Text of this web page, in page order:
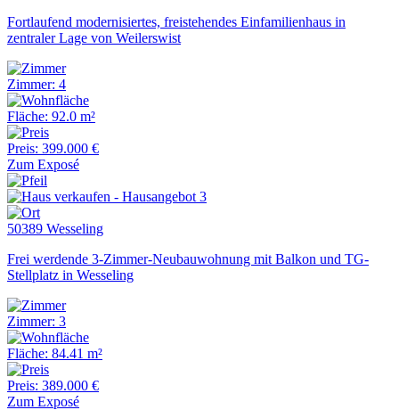
Fortlaufend modernisiertes, freistehendes Einfamilienhaus in
zentraler Lage von Weilerswist
Zimmer: 4
Fläche: 92.0 m²
Preis: 399.000 €
Zum Exposé
50389 Wesseling
Frei werdende 3-Zimmer-Neubauwohnung mit Balkon und TG-
Stellplatz in Wesseling
Zimmer: 3
Fläche: 84.41 m²
Preis: 389.000 €
Zum Exposé